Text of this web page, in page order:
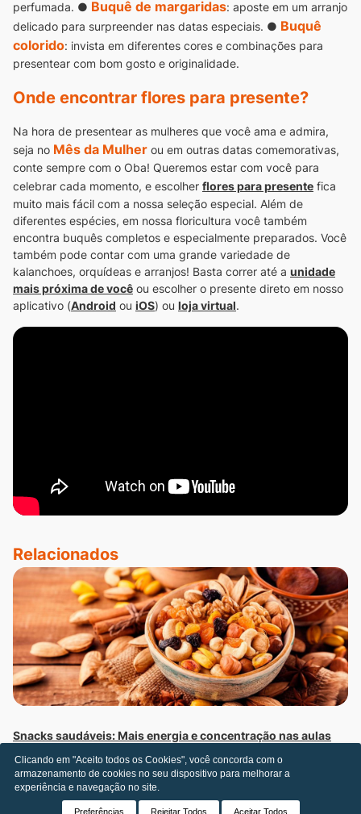
perfumada. ● Buquê de margaridas: aposte em um arranjo
delicado para surpreender nas datas especiais. ● Buquê
colorido: invista em diferentes cores e combinações para
presentear com bom gosto e originalidade.
Onde encontrar flores para presente?
Na hora de presentear as mulheres que você ama e admira,
seja no Mês da Mulher ou em outras datas comemorativas,
conte sempre com o Oba! Queremos estar com você para
celebrar cada momento, e escolher flores para presente fica
muito mais fácil com a nossa seleção especial. Além de
diferentes espécies, em nossa floricultura você também
encontra buquês completos e especialmente preparados. Você
também pode contar com uma grande variedade de
kalanchoes, orquídeas e arranjos! Basta correr até a unidade
mais próxima de você ou escolher o presente direto em nosso
aplicativo (Android ou iOS) ou loja virtual.
Relacionados
Snacks saudáveis: Mais energia e concentração nas aulas
Clicando em "Aceito todos os Cookies", você concorda com o
armazenamento de cookies no seu dispositivo para melhorar a
experiência e navegação no site.
Preferências Rejeitar Todos Aceitar Todos